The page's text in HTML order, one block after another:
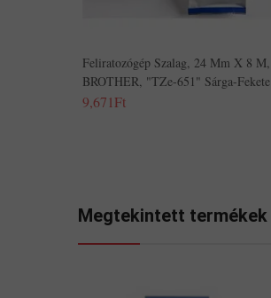
Feliratozógép Szalag, 24 Mm X 8 M,
BROTHER, "TZe-651" Sárga-Fekete
9,671Ft
Megtekintett termékek